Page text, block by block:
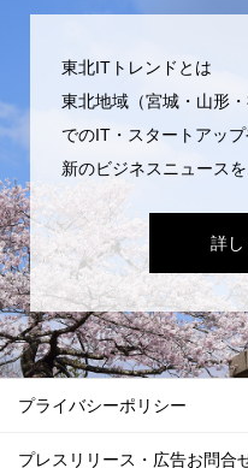
東北ITトレンドとは
東北地域（宮城・山形
でのIT・スタートアッ
新のビジネスニュースを
詳し
プライバシーポリシー
プレスリリース・広告お問合